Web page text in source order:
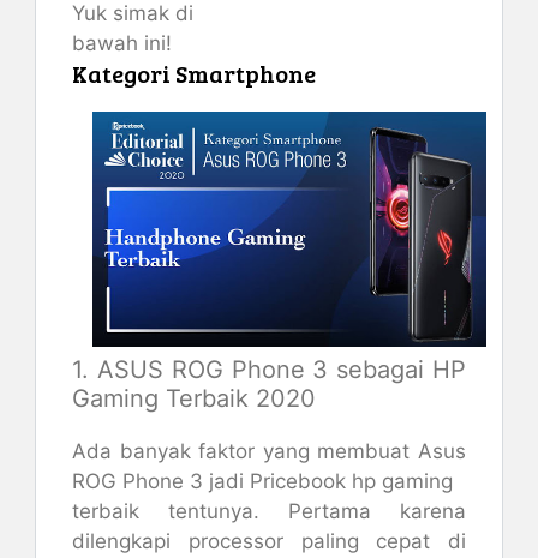
Yuk simak di
bawah ini!
Kategori Smartphone
1. ASUS ROG Phone 3 sebagai HP
Gaming Terbaik 2020
Ada banyak faktor yang membuat Asus
ROG Phone 3 jadi Pricebook hp gaming
terbaik tentunya. Pertama karena
dilengkapi processor paling cepat di